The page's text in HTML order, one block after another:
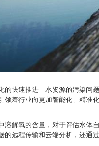
的快速推进，水资源的污染问
着行业向更加智能化、精准化
溶解氧的含量，对于评估水体
的远程传输和云端分析，还通